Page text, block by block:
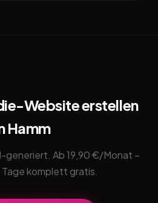
Website erstellen
Hamm
generiert. Ab 19,90 €/Monat –
komplett gratis.